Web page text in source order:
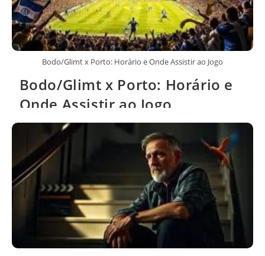
Bodo/Glimt x Porto: Horário e Onde Assistir ao Jogo
Bodo/Glimt x Porto: Horário e
Onde Assistir ao Jogo